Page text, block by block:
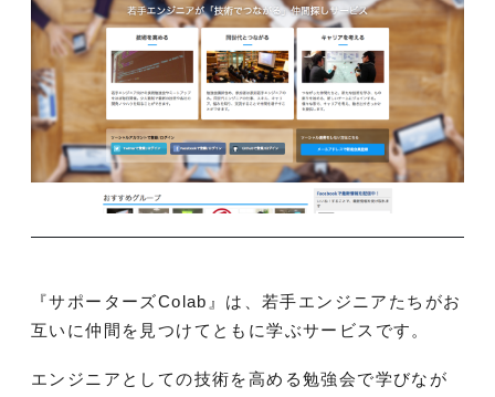
『サポーターズColab』は、若手エンジニアたちがお
互いに仲間を見つけてともに学ぶサービスです。
エンジニアとしての技術を高める勉強会で学びなが